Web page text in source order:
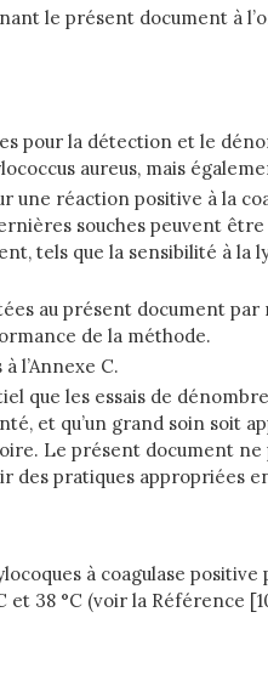
le présent document à
pour la détection et le
aureus, mais
réaction positive à la
souches peuvent
tels que la sensibilité à la
au présent document
de la méthode.
l’Annexe C.
que les essais de
et qu’un grand soin soit
Le présent document
des pratiques appropriées
à coagulase
38 °C (voir la Référence